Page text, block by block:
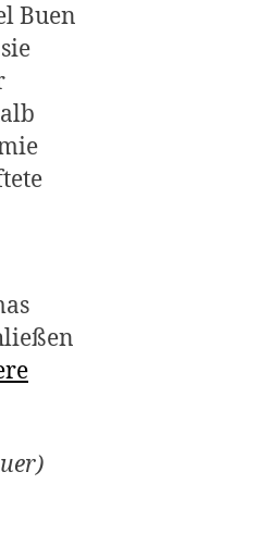
Buen